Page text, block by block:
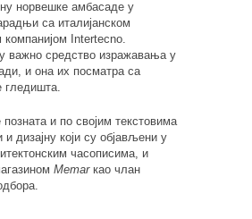
норвешке амбасаде у
са италијанском
Intertecno.
важно средство изражавања у
и она их посматра са
гледишта.
и по својим текстовима
и дизајну који су објављени у
часописима, и
Memarкао члан